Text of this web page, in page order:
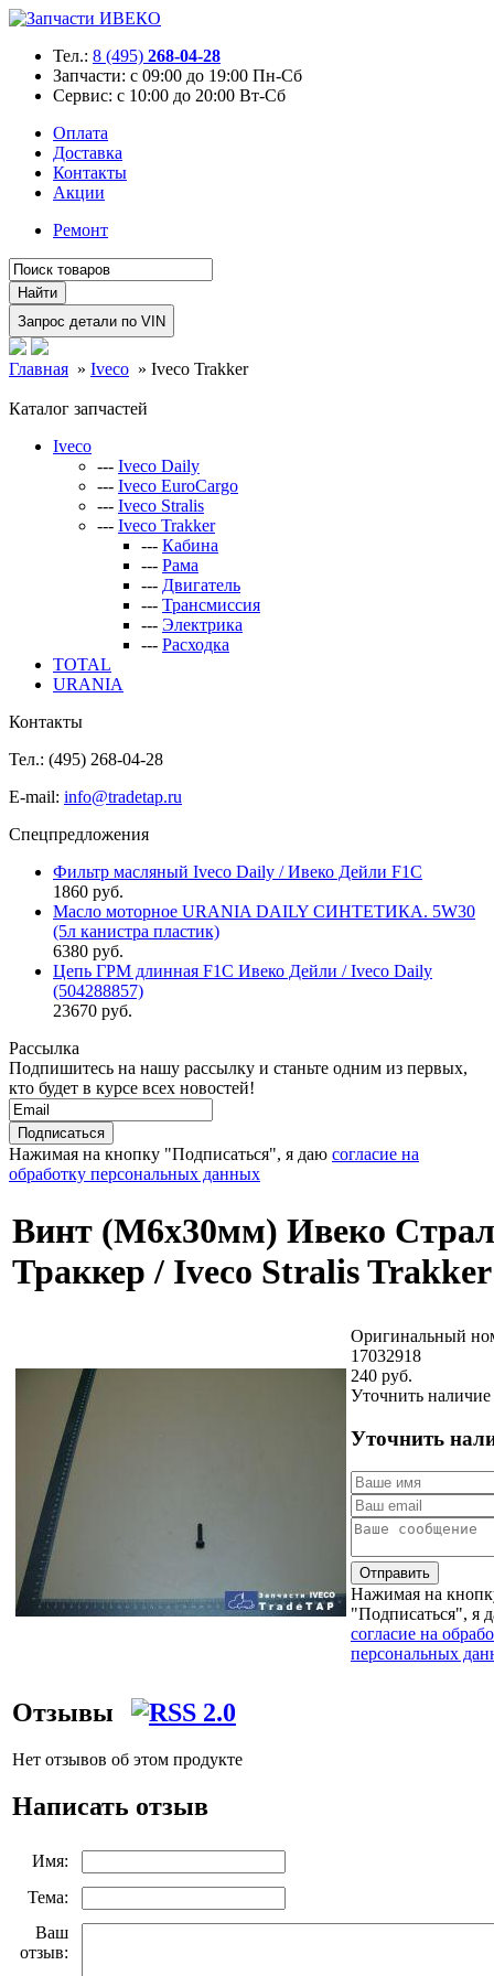
Тел.: 8 (495) 268-04-28
Запчасти: с 09:00 до 19:00 Пн-Сб
Сервис: с 10:00 до 20:00 Вт-Сб
Оплата
Доставка
Контакты
Акции
Ремонт
Главная » Iveco » Iveco Trakker
Каталог запчастей
Iveco
--- Iveco Daily
--- Iveco EuroCargo
--- Iveco Stralis
--- Iveco Trakker
--- Кабина
--- Рама
--- Двигатель
--- Трансмиссия
--- Электрика
--- Расходка
TOTAL
URANIA
Контакты
Тел.: (495) 268-04-28
E-mail: info@tradetap.ru
Спецпредложения
Фильтр масляный Iveco Daily / Ивеко Дейли F1C
1860 руб.
Масло моторное URANIA DAILY СИНТЕТИКА. 5W30
(5л канистра пластик)
6380 руб.
Цепь ГРМ длинная F1C Ивеко Дейли / Iveco Daily
(504288857)
23670 руб.
Рассылка
Подпишитесь на нашу рассылку и станьте одним из первых,
кто будет в курсе всех новостей!
Нажимая на кнопку "Подписаться", я даю согласие на
обработку персональных данных
Винт (М6х30мм) Ивеко
Траккер / Iveco Stralis Trakker
Оригинальный
17032918
240 руб.
Уточнить наличие
Уточнить
Отправить
Нажимая на
"Подписаться", я
согласие на
персональных
Отзывы
Нет отзывов об этом продукте
Написать отзыв
Имя:
Тема:
Ваш
отзыв: